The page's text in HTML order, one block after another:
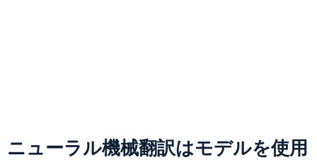
ニューラル機械翻訳はモデルを使用